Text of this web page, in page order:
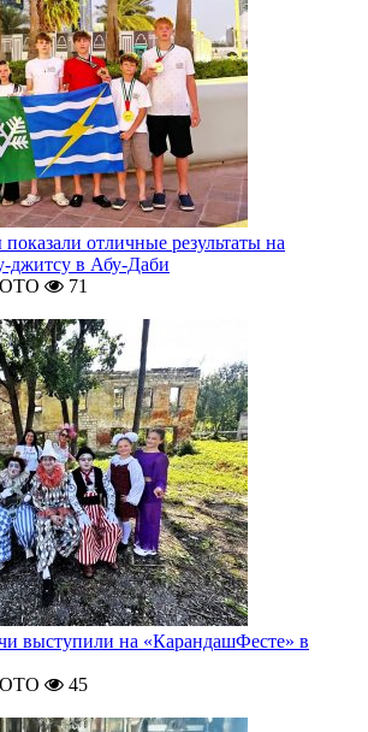
отличные результаты на
джитсу в Абу-Даби
71
выступили на «КарандашФесте» в
45